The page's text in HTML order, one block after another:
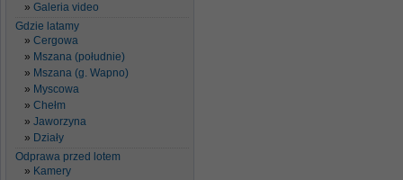
Galeria video
Gdzie latamy
Cergowa
Mszana (południe)
Mszana (g. Wapno)
Myscowa
Chełm
Jaworzyna
Działy
Odprawa przed lotem
Kamery